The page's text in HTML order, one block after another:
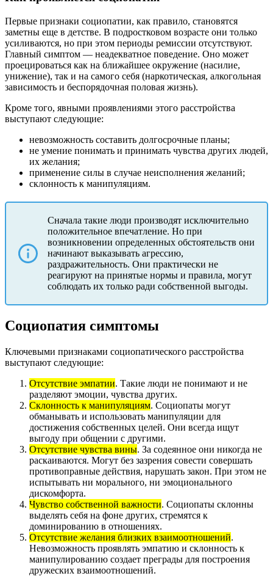
Первые признаки социопатии, как правило, становятся
заметны еще в детстве. В подростковом возрасте они только
усиливаются, но при этом периоды ремиссии отсутствуют.
Главный симптом — неадекватное поведение. Оно может
проецироваться как на ближайшее окружение (насилие,
унижение), так и на самого себя (наркотическая, алкогольная
зависимость и беспорядочная половая жизнь).
Кроме того, явными проявлениями этого расстройства
выступают следующие:
невозможность составить долгосрочные планы;
не умение понимать и принимать чувства других людей,
их желания;
применение силы в случае неисполнения желаний;
склонность к манипуляциям.
Сначала такие люди производят исключительно
положительное впечатление. Но при
возникновении определенных обстоятельств они
начинают выказывать агрессию,
раздражительность. Они практически не
реагируют на принятые нормы и правила, могут
соблюдать их только ради собственной выгоды.
Социопатия симптомы
Ключевыми признаками социопатического расстройства
выступают следующие:
Отсутствие эмпатии. Такие люди не понимают и не
разделяют эмоции, чувства других.
Склонность к манипуляциям. Социопаты могут
обманывать и использовать манипуляции для
достижения собственных целей. Они всегда ищут
выгоду при общении с другими.
Отсутствие чувства вины. За содеянное они никогда не
раскаиваются. Могут без зазрения совести совершать
противоправные действия, нарушать закон. При этом не
испытывать ни морального, ни эмоционального
дискомфорта.
Чувство собственной важности. Социопаты склонны
выделять себя на фоне других, стремятся к
доминированию в отношениях.
Отсутствие желания близких взаимоотношений.
Невозможность проявлять эмпатию и склонность к
манипулированию создает преграды для построения
дружеских взаимоотношений.